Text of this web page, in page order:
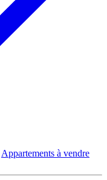
Appartements à vendre